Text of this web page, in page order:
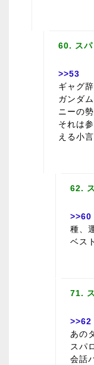
60. スパ
>>53
ギャグ
ガンダ
ニーの
それは
える小
62.
>>60
種、
ベス
71.
>>62
あの
スパ
会話